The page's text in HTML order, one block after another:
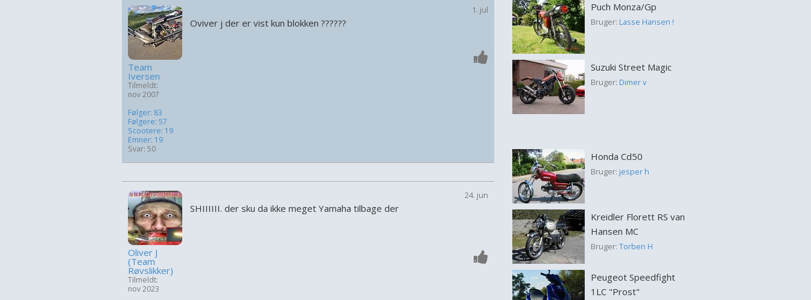
Team
Iversen
Tilmeldt:
nov 2007
Følger: 83
Følgere: 57
Scootere: 19
Emner: 19
Svar: 50
1. jul
Oviver j der er vist kun blokken ??????
Oliver J
(Team
Røvslikker)
Tilmeldt:
nov 2023
24. jun
SHIIIIII. der sku da ikke meget Yamaha tilbage der
Puch Monza/Gp
Bruger: Lasse Hansen !
Suzuki Street Magic
Bruger: Dimer v
Honda Cd50
Bruger: jesper h
Kreidler Florett RS van
Hansen MC
Bruger: Torben H
Peugeot Speedfight
1LC "Prost"